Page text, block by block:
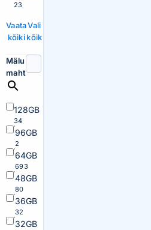
23
Vaata
kõiki
Vali
kõik
Mälu
maht
128GB
34
96GB
2
64GB
693
48GB
80
36GB
32
32GB